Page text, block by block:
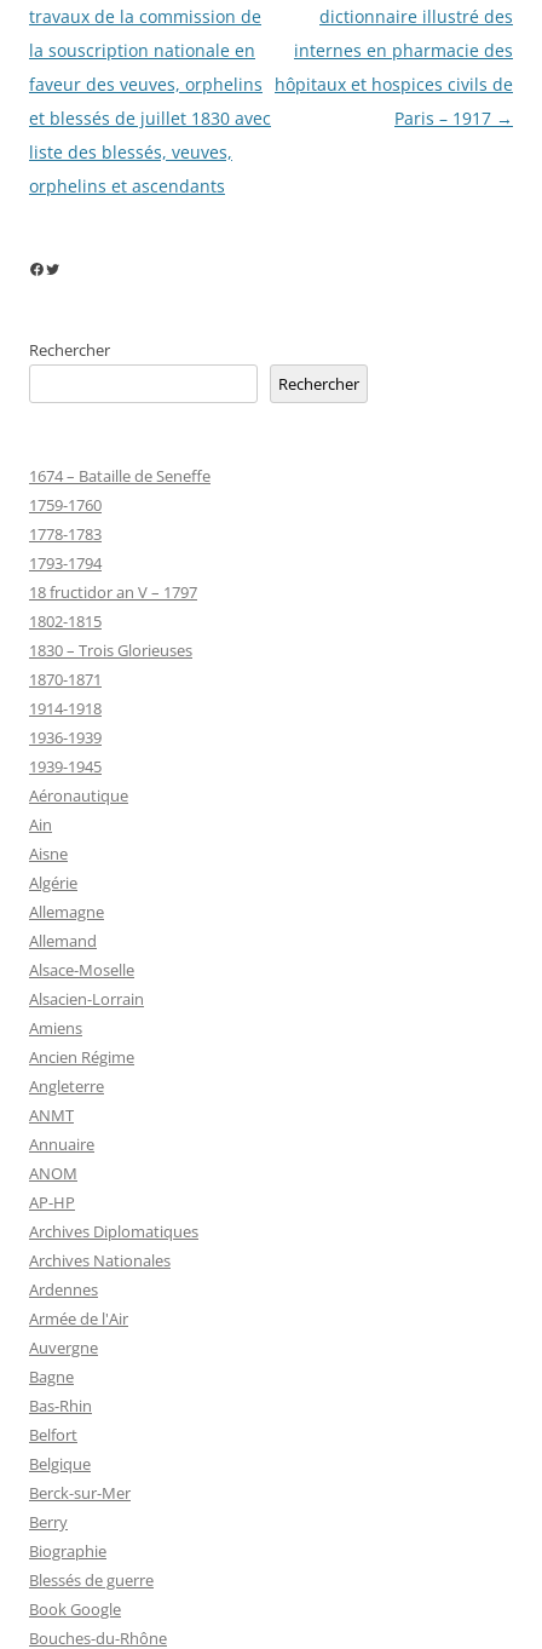
des
articles
travaux de la commission de
la souscription nationale en
faveur des veuves, orphelins
et blessés de juillet 1830 avec
liste des blessés, veuves,
orphelins et ascendants
dictionnaire illustré des
internes en pharmacie des
hôpitaux et hospices civils de
Paris – 1917 →
Facebook
Twitter
Rechercher
Rechercher
1674 – Bataille de Seneffe
1759-1760
1778-1783
1793-1794
18 fructidor an V – 1797
1802-1815
1830 – Trois Glorieuses
1870-1871
1914-1918
1936-1939
1939-1945
Aéronautique
Ain
Aisne
Algérie
Allemagne
Allemand
Alsace-Moselle
Alsacien-Lorrain
Amiens
Ancien Régime
Angleterre
ANMT
Annuaire
ANOM
AP-HP
Archives Diplomatiques
Archives Nationales
Ardennes
Armée de l'Air
Auvergne
Bagne
Bas-Rhin
Belfort
Belgique
Berck-sur-Mer
Berry
Biographie
Blessés de guerre
Book Google
Bouches-du-Rhône